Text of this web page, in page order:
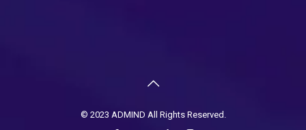
© 2023 ADMIND All Rights Reserved.